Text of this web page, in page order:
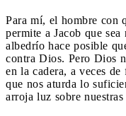
Para mí, el hombre con
permite a Jacob que
albedrío hace posible
contra Dios. Pero Dios
en la cadera, a veces
que nos aturda lo
arroja luz sobre